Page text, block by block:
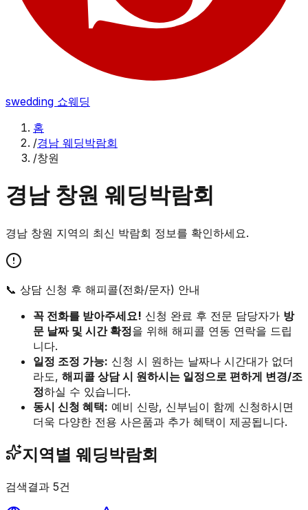
swedding 쇼웨딩
홈
/경남 웨딩박람회
/창원
경남 창원 웨딩박람회
경남 창원 지역의 최신 박람회 정보를 확인하세요.
📞 상담 신청 후 해피콜(전화/문자) 안내
꼭 전화를 받아주세요! 신청 완료 후 전문 담당자가 방
문 날짜 및 시간 확정을 위해 해피콜 연동 연락을 드립
니다.
일정 조정 가능: 신청 시 원하는 날짜나 시간대가 없더
라도, 해피콜 상담 시 원하시는 일정으로 편하게 변경/조
정하실 수 있습니다.
동시 신청 혜택: 예비 신랑, 신부님이 함께 신청하시면
더욱 다양한 전용 사은품과 추가 혜택이 제공됩니다.
지역별 웨딩박람회
검색결과 5건